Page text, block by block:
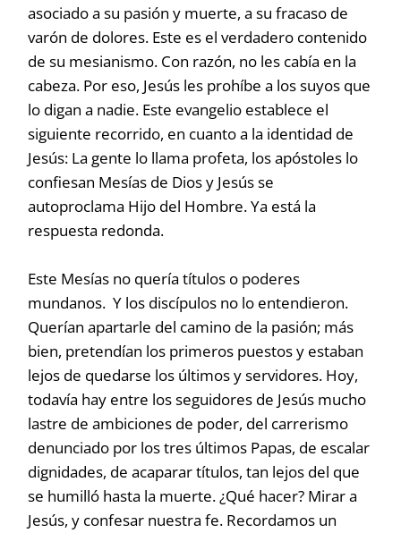
asociado a su pasión y muerte, a su fracaso de
varón de dolores. Este es el verdadero contenido
de su mesianismo. Con razón, no les cabía en la
cabeza. Por eso, Jesús les prohíbe a los suyos que
lo digan a nadie. Este evangelio establece el
siguiente recorrido, en cuanto a la identidad de
Jesús: La gente lo llama profeta, los apóstoles lo
confiesan Mesías de Dios y Jesús se
autoproclama Hijo del Hombre. Ya está la
respuesta redonda.
Este Mesías no quería títulos o poderes
mundanos. Y los discípulos no lo entendieron.
Querían apartarle del camino de la pasión; más
bien, pretendían los primeros puestos y estaban
lejos de quedarse los últimos y servidores. Hoy,
todavía hay entre los seguidores de Jesús mucho
lastre de ambiciones de poder, del carrerismo
denunciado por los tres últimos Papas, de escalar
dignidades, de acaparar títulos, tan lejos del que
se humilló hasta la muerte. ¿Qué hacer? Mirar a
Jesús, y confesar nuestra fe. Recordamos un